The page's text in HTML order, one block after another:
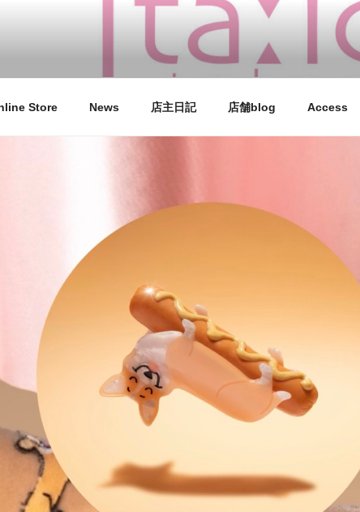
/ coucou suzette / 学芸大学徒歩１分 / 東京の雑貨屋さん
Store News 店主日記 店舗blog Access